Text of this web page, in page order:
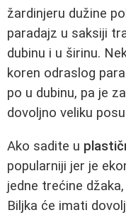
žardinjeru dužine
paradajz u saksiji
dubinu i u širinu.
koren odraslog
po u dubinu, pa je
dovoljno veliku
Ako sadite u
popularniji jer je
jedne trećine
Biljka će imati